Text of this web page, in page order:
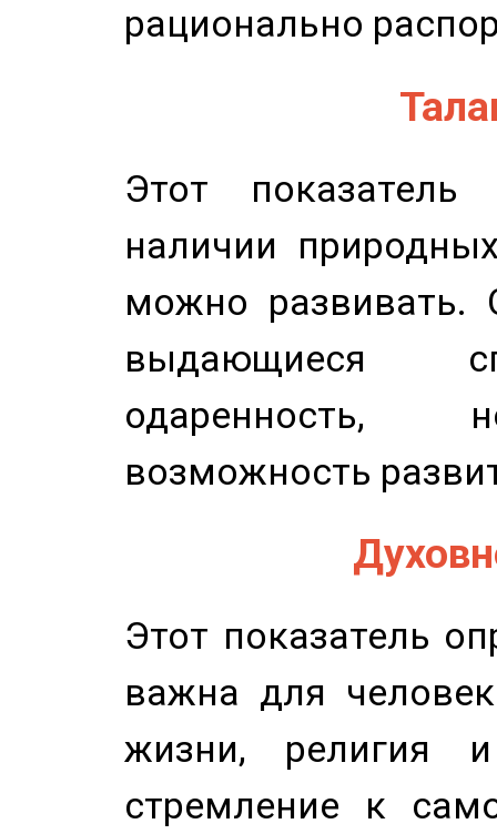
рационально
Этот показатель
наличии
можно развивать.
выдающиеся
одаренность,
возможность
Этот показатель
важна для
жизни, религия
стремление к